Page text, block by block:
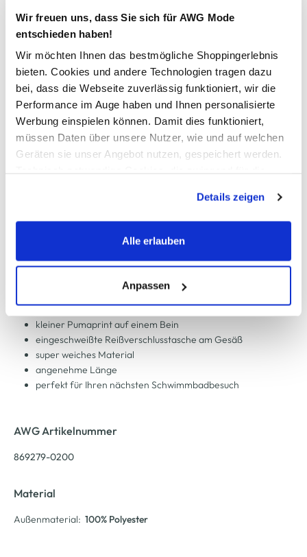
Wir freuen uns, dass Sie sich für AWG Mode
entschieden haben!
Wir möchten Ihnen das bestmögliche Shoppingerlebnis
bieten. Cookies und andere Technologien tragen dazu
bei, dass die Webseite zuverlässig funktioniert, wir die
Performance im Auge haben und Ihnen personalisierte
Werbung einspielen können. Damit dies funktioniert,
müssen Daten über unsere Nutzer, wie und auf welchen
Geräten sie unser Angebot nutzen, gespeichert werden.
werden, werden bei der Nutzung der Webseite auf jeden
Fall gesetzt. Cookies von Drittanbietern für Analyse- oder
Trackingzwecke werden nur dann aktiviert, wenn Sie das
erlauben" bzw. "Alle erlauben" klicken. Mehr dazu
(einschließlich der Möglichkeit, die Einwilligungserklärung
zu ändern oder zu widerrufen) erfahren Sie in unserem
Cookie-Hinweisbzw. derDatenschutzerklärung.
Details zeigen
Alle erlauben
Anpassen
In den Warenkorb
Schneller DHL Versand: in 1–3 Werktagen
Kostenfreie Rücksendung innerhalb 14 Tage
Kostenlose Filiallieferung in Ihre Wunschfiliale
Herren Badeshorts SWIM MID SHORTS 1P
sportliche Badeshorts von PUMA
mit breitem Gummizug und Kordel
Mesh-Innenslip
kleiner Pumaprint auf einem Bein
eingeschweißte Reißverschlusstasche am Gesäß
super weiches Material
angenehme Länge
perfekt für Ihren nächsten Schwimmbadbesuch
AWG Artikelnummer
869279-0200
Material
Außenmaterial: 100% Polyester